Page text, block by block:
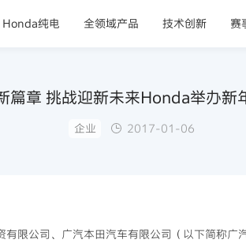
Honda纯电 全领域产品 技术创新 赛
篇章 挑战迎新未来Honda举办新
企业 2017-01-06
限公司、广汽本田汽车有限公司（以下简称广